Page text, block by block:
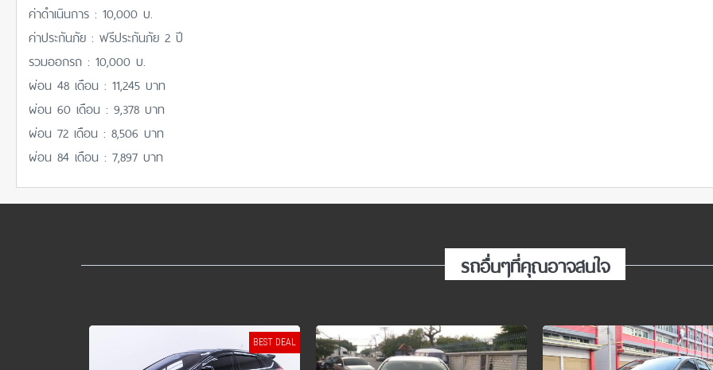
ค่าดำเนินการ : 10,000 บ.
ค่าประกันภัย : ฟรีประกันภัย 2 ปี
รวมออกรถ : 10,000 บ.
ผ่อน 48 เดือน : 11,245 บาท
ผ่อน 60 เดือน : 9,378 บาท
ผ่อน 72 เดือน : 8,506 บาท
ผ่อน 84 เดือน : 7,897 บาท
รถอื่นๆที่คุณอาจสนใจ
BEST DEAL